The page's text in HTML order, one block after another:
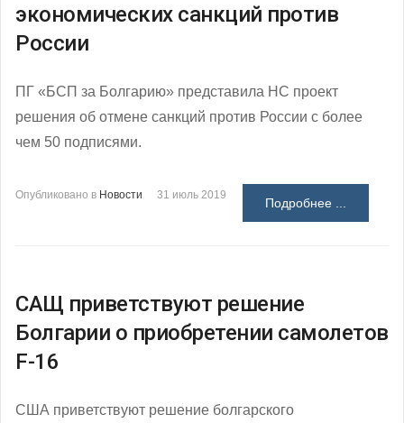
экономических санкций против
России
ПГ «БСП за Болгарию» представила НС проект
решения об отмене санкций против России с более
чем 50 подписями.
Опубликовано в Новости 31 июль 2019
Подробнее ...
САЩ приветствуют решение
Болгарии о приобретении самолетов
F-16
США приветствуют решение болгарского